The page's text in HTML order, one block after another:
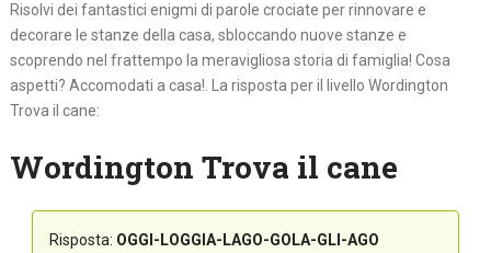
Risolvi dei fantastici enigmi di parole crociate per rinnovare e
decorare le stanze della casa, sbloccando nuove stanze e
scoprendo nel frattempo la meravigliosa storia di famiglia! Cosa
aspetti? Accomodati a casa!. La risposta per il livello Wordington
Trova il cane:
Wordington Trova il cane
Risposta: OGGI-LOGGIA-LAGO-GOLA-GLI-AGO